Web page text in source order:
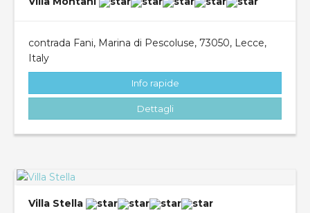
contrada Fani, Marina di Pescoluse, 73050, Lecce,
Italy
Info rapide
Dettagli
Villa Stella